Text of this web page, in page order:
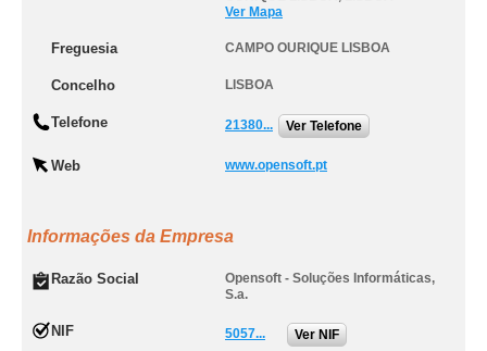
Ver Mapa
Freguesia CAMPO OURIQUE LISBOA
Concelho LISBOA
Telefone 21380... Ver Telefone
Web www.opensoft.pt
Informações da Empresa
Razão Social
Opensoft - Soluções Informáticas,
S.a.
NIF 5057... Ver NIF